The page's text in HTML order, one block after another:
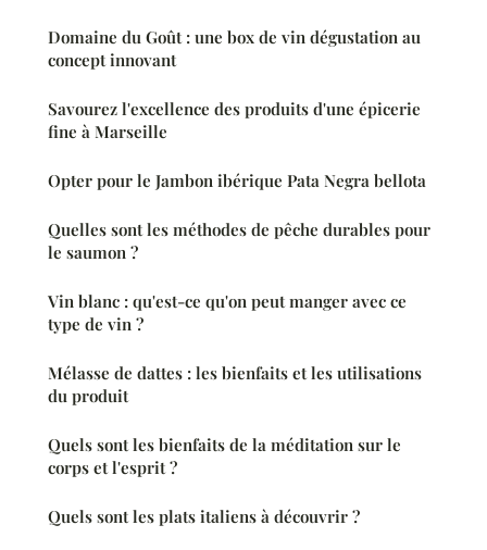
Domaine du Goût : une box de vin dégustation au
concept innovant
Savourez l'excellence des produits d'une épicerie
fine à Marseille
Opter pour le Jambon ibérique Pata Negra bellota
Quelles sont les méthodes de pêche durables pour
le saumon ?
Vin blanc : qu'est-ce qu'on peut manger avec ce
type de vin ?
Mélasse de dattes : les bienfaits et les utilisations
du produit
Quels sont les bienfaits de la méditation sur le
corps et l'esprit ?
Quels sont les plats italiens à découvrir ?